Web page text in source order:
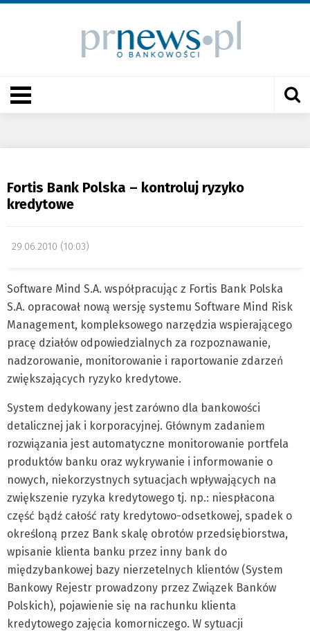
Fortis Bank Polska – kontroluj ryzyko
kredytowe
29.06.2010 (10:03)
Software Mind S.A. współpracując z Fortis Bank Polska
S.A. opracował nową wersję systemu Software Mind Risk
Management, kompleksowego narzędzia wspierającego
pracę działów odpowiedzialnych za rozpoznawanie,
nadzorowanie, monitorowanie i raportowanie zdarzeń
zwiększających ryzyko kredytowe.
System dedykowany jest zarówno dla bankowości
detalicznej jak i korporacyjnej. Głównym zadaniem
rozwiązania jest automatyczne monitorowanie portfela
produktów banku oraz wykrywanie i informowanie o
nowych, niekorzystnych sytuacjach wpływających na
zwiększenie ryzyka kredytowego tj. np.: niespłacona
część bądź całość raty kredytowo-odsetkowej, spadek o
określoną przez Bank skalę obrotów przedsiębiorstwa,
wpisanie klienta banku przez inny bank do
międzybankowej bazy nierzetelnych klientów (System
Bankowy Rejestr prowadzony przez Związek Banków
Polskich), pojawienie się na rachunku klienta
kredytowego zajęcia komorniczego. W sytuacji